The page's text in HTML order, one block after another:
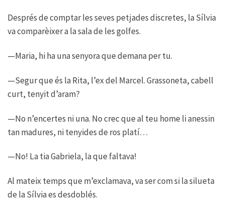
Després de comptar les seves petjades discretes, la Sílvia
va comparèixer a la sala de les golfes.
—Maria, hi ha una senyora que demana per tu.
—Segur que és la Rita, l’ex del Marcel. Grassoneta, cabell
curt, tenyit d’aram?
—No n’encertes ni una. No crec que al teu home li anessin
tan madures, ni tenyides de ros platí…
—No! La tia Gabriela, la que faltava!
Al mateix temps que m’exclamava, va ser com si la silueta
de la Sílvia es desdoblés.